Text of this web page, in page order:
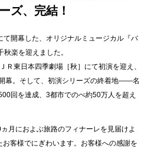
ズ、完結！
開幕した、オリジナルミュージカル『バ
楽を迎えました。
Ｒ東日本四季劇場［秋］にて初演を迎え、
幕。そして、初演シリーズの終着地――名
回を達成、3都市でのべ約50万人を超え
月におよぶ旅路のフィナーレを見届けよ
客様でにぎわいます。お客様への感謝を